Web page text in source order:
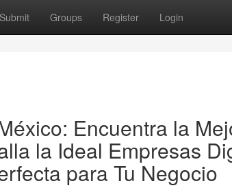
Submit Groups Register Login
Encuentra la
la Ideal Empresas
para Tu Negocio